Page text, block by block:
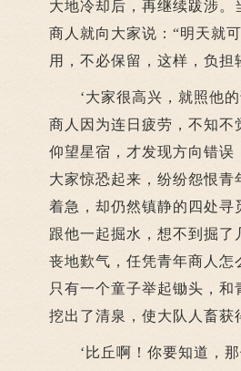
大地冷却后，再继续跋涉
商人就向大家说：“明天就
用，不必保留，这样，负
‘大家很高兴，就照他的
商人因为连日疲劳，不知不
仰望星宿，才发现方向错误
大家惊恐起来，纷纷怨恨
着急，却仍然镇静的四处寻
跟他一起掘水，想不到掘
丧地歎气，任凭青年商人
只有一个童子举起锄头，
挖出了清泉，使大队人畜获
‘比丘啊！你要知道，那